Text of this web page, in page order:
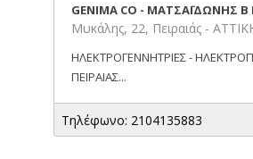
GENIMA CO - ΜΑΤΣΑΪΔΩΝΗΣ Β
Μυκάλης, 22, Πειραιάς -
ΗΛΕΚΤΡΟΓΕΝΝΗΤΡΙΕΣ -
ΠΕΙΡΑΙΑΣ...
Τηλέφωνο: 2104135883